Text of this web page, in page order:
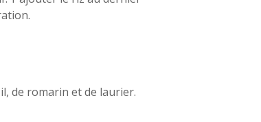
de romarin et de laurier.